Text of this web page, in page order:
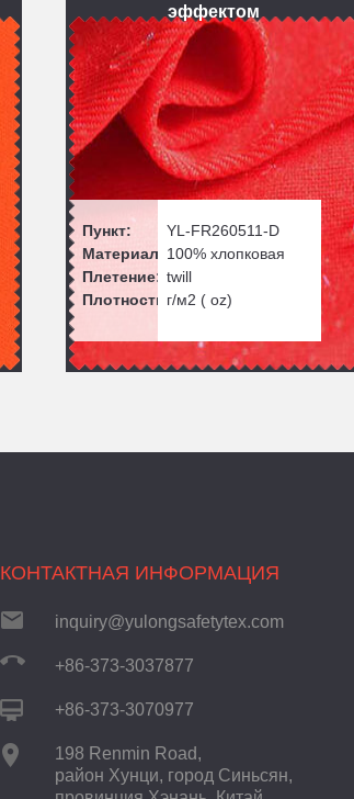
эффектом
Пункт:
YL-FR260511-D
Материал: 100% хлопковая
Плетение: twill
Плотность:г/м2 ( oz)
КОНТАКТНАЯ ИНФОРМАЦИЯ
inquiry@yulongsafetytex.com
+86-373-3037877
+86-373-3070977
198 Renmin Road,
район Хунци, город Синьсян,